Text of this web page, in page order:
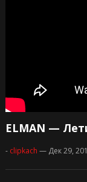
ELMAN —
- clipkach — Дек 29,